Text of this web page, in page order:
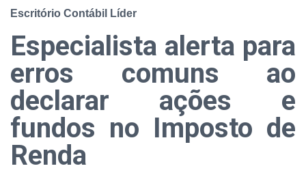
Escritório Contábil Líder
Especialista alerta para
erros comuns ao
declarar ações e
fundos no Imposto de
Renda